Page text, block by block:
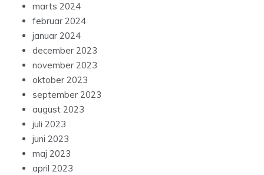
marts 2024
februar 2024
januar 2024
december 2023
november 2023
oktober 2023
september 2023
august 2023
juli 2023
juni 2023
maj 2023
april 2023